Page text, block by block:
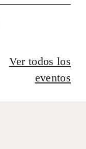
Ver todos los
eventos